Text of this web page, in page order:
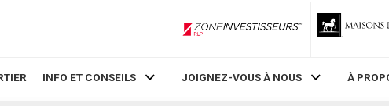
ZoneInvestisseurs RLP
INFO ET CONSEILS JOIGNEZ-VOUS À NOUS À